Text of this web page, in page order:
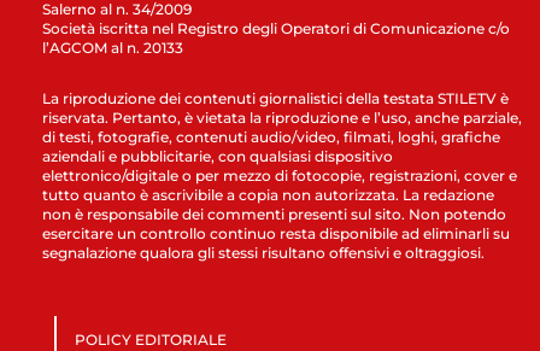
Salerno al n. 34/2009
Società iscritta nel Registro degli Operatori di Comunicazione c/o
l’AGCOM al n. 20133
La riproduzione dei contenuti giornalistici della testata STILETV è
riservata. Pertanto, è vietata la riproduzione e l’uso, anche parziale,
di testi, fotografie, contenuti audio/video, filmati, loghi, grafiche
aziendali e pubblicitarie, con qualsiasi dispositivo
elettronico/digitale o per mezzo di fotocopie, registrazioni, cover e
tutto quanto è ascrivibile a copia non autorizzata. La redazione
non è responsabile dei commenti presenti sul sito. Non potendo
esercitare un controllo continuo resta disponibile ad eliminarli su
segnalazione qualora gli stessi risultano offensivi e oltraggiosi.
POLICY EDITORIALE